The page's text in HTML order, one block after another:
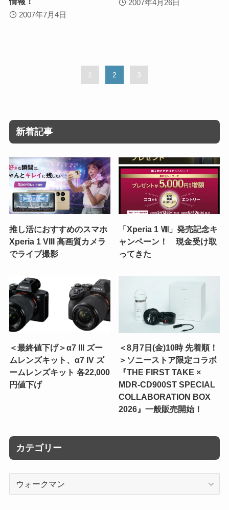
2007年7月4日
2007年4月26日
1 2 3
新着記事
推し活におすすめのスマホ
Xperia 1 VIII 高画質カメラ
でライブ撮影
「Xperia 1 Ⅷ」発売記念キ
ャンペーン！ 現金受け取
ってきた
＜最終値下げ＞α7 III ズー
ムレンズキット、α7 IV ズ
ームレンズキット 各22,000
円値下げ
＜8月7日(金)10時 先着順！
＞ソニーストア限定コラボ
『THE FIRST TAKE ×
MDR-CD900ST SPECIAL
COLLABORATION BOX
2026』一般販売開始！
カテゴリー